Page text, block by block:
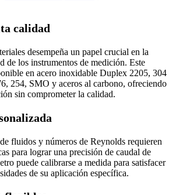
calidad
desempeña un papel crucial en la
de los instrumentos de medición. Este
en acero inoxidable Duplex 2205, 304
254, SMO y aceros al carbono, ofreciendo
sin comprometer la calidad.
fluidos y números de Reynolds requieren
para lograr una precisión de caudal de
puede calibrarse a medida para satisfacer
de su aplicación específica.